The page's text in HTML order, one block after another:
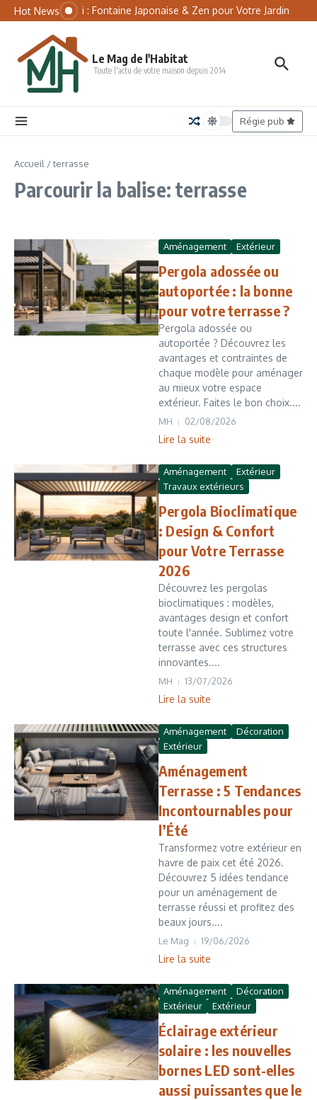
Aller au contenu
Hot NewsTsukubai : Fontaine Japonaise & Zen pour Votre Jardin
Le Mag de l'Habitat
Toute l'actu de votre maison depuis 2014
Régie pub
Accueil /terrasse
Parcourir la balise: terrasse
Aménagement Extérieur
Pergola adossée ou
autoportée : la bonne
pour votre terrasse ?
Pergola adossée ou
autoportée ? Découvrez les
avantages et contraintes de
chaque modèle pour aménager
au mieux votre espace
extérieur. Faites le bon choix....
MH 02/08/2026
Lire la suite
Aménagement
Extérieur
Travaux extérieurs
Pergola Bioclimatique
: Design & Confort
pour Votre Terrasse
2026
Découvrez les pergolas
bioclimatiques : modèles,
avantages design et confort
toute l'année. Sublimez votre
terrasse avec ces structures
innovantes....
MH 13/07/2026
Lire la suite
Aménagement
Décoration
Extérieur
Aménagement
Terrasse : 5 Tendances
Incontournables pour
l’Été
Transformez votre extérieur en
havre de paix cet été 2026.
Découvrez 5 idées tendance
pour un aménagement de
terrasse réussi et profitez des
beaux jours....
Le Mag 19/06/2026
Lire la suite
Aménagement
Décoration
Extérieur
Extérieur
Éclairage extérieur
solaire : les nouvelles
bornes LED sont-elles
aussi puissantes que le
Panneau de gestion des cookies